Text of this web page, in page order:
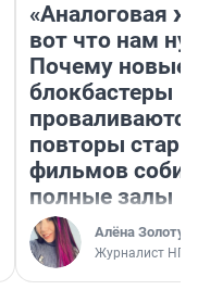
«Аналоговая
вот что нам
Почему новые
блокбастеры
повторы
фильмов
полные залы
Алёна
Журналист НГС